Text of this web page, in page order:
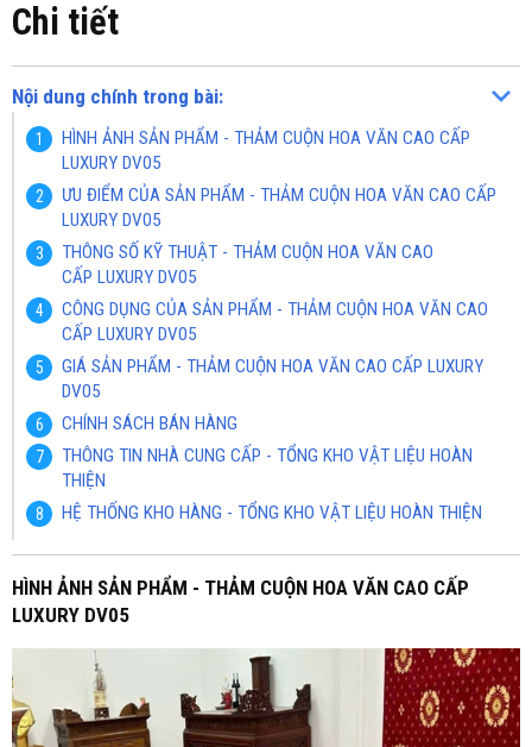
Chi tiết
Nội dung chính trong bài:
HÌNH ẢNH SẢN PHẨM - THẢM CUỘN HOA VĂN CAO CẤP
LUXURY DV05
ƯU ĐIỂM CỦA SẢN PHẨM - THẢM CUỘN HOA VĂN CAO CẤP
LUXURY DV05
THÔNG SỐ KỸ THUẬT - THẢM CUỘN HOA VĂN CAO
CẤP LUXURY DV05
CÔNG DỤNG CỦA SẢN PHẨM - THẢM CUỘN HOA VĂN CAO
CẤP LUXURY DV05
GIÁ SẢN PHẨM - THẢM CUỘN HOA VĂN CAO CẤP LUXURY
DV05
CHÍNH SÁCH BÁN HÀNG
THÔNG TIN NHÀ CUNG CẤP - TỔNG KHO VẬT LIỆU HOÀN
THIỆN
HỆ THỐNG KHO HÀNG - TỔNG KHO VẬT LIỆU HOÀN THIỆN
HÌNH ẢNH SẢN PHẨM - THẢM CUỘN HOA VĂN CAO CẤP
LUXURY DV05